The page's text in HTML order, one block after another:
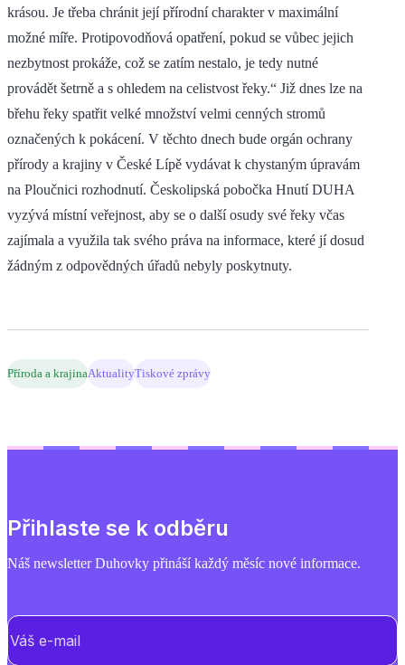
krásou. Je třeba chránit její přírodní charakter v maximální
možné míře. Protipovodňová opatření, pokud se vůbec jejich
nezbytnost prokáže, což se zatím nestalo, je tedy nutné
provádět šetrně a s ohledem na celistvost řeky.“ Již dnes lze na
břehu řeky spatřit velké množství velmi cenných stromů
označených k pokácení. V těchto dnech bude orgán ochrany
přírody a krajiny v České Lípě vydávat k chystaným úpravám
na Ploučnici rozhodnutí. Českolipská pobočka Hnutí DUHA
vyzývá místní veřejnost, aby se o další osudy své řeky včas
zajímala a využila tak svého práva na informace, které jí dosud
žádným z odpovědných úřadů nebyly poskytnuty.
Příroda a krajinaAktualityTiskové zprávy
Přihlaste se k odběru
Náš newsletter Duhovky přináší každý měsíc nové informace.
E-mail